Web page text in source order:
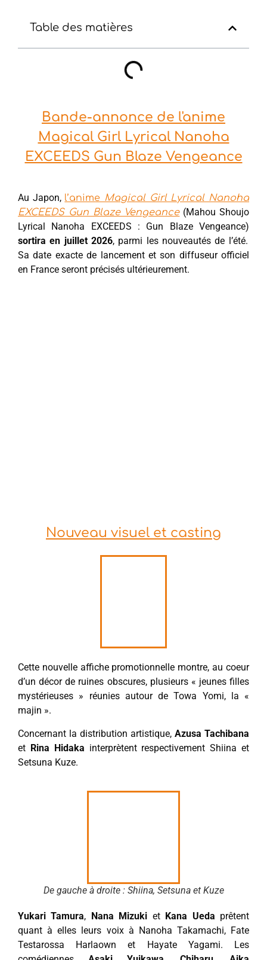
Table des matières
Bande-annonce de l'anime
Magical Girl Lyrical Nanoha
EXCEEDS Gun Blaze Vengeance
Au Japon, l’anime Magical Girl Lyrical Nanoha
EXCEEDS Gun Blaze Vengeance(Mahou Shoujo
Lyrical Nanoha EXCEEDS : Gun Blaze Vengeance)
sortira en juillet 2026, parmi les nouveautés de l’été.
Sa date exacte de lancement et son diffuseur officiel
en France seront précisés ultérieurement.
Nouveau visuel et casting
Cette nouvelle affiche promotionnelle montre, au coeur
d’un décor de ruines obscures, plusieurs « jeunes filles
mystérieuses » réunies autour de Towa Yomi, la «
majin ».
Concernant la distribution artistique, Azusa Tachibana
et Rina Hidaka interprètent respectivement Shiina et
Setsuna Kuze.
De gauche à droite : Shiina, Setsuna et Kuze
Yukari Tamura, Nana Mizuki et Kana Ueda prêtent
quant à elles leurs voix à Nanoha Takamachi, Fate
Testarossa Harlaown et Hayate Yagami. Les